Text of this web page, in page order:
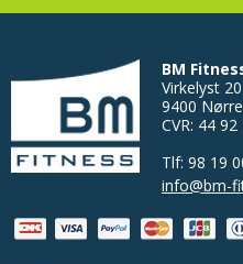
BM
Virkelyst 20
9400
CVR: 44 92
Tlf: 98 19
info@bm-